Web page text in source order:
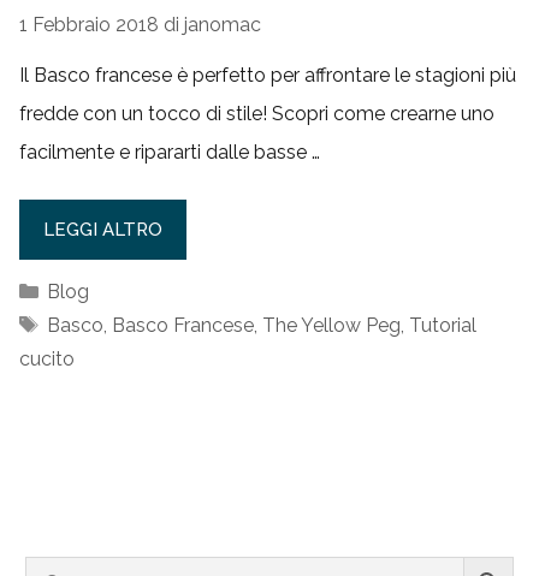
1 Febbraio 2018 di janomac
Il Basco francese è perfetto per affrontare le stagioni più
fredde con un tocco di stile! Scopri come crearne uno
facilmente e ripararti dalle basse …
LEGGI ALTRO
Categorie
Blog
Tag
Basco Basco Francese, The Yellow Peg Tutorial
cucito